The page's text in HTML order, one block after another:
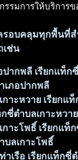
รรมการให้บริการ
รอบคลุมทุกพื้นที่ส
เช่น
ากพลี เรียกแท็ก
เภอปากพลี
าะหวาย เรียกแ
ซี่ตำบลเกาะหวาย
าะโพธิ์ เรียกแท็
ลเกาะโพธิ์
เรือ เรียกแท็กซี่